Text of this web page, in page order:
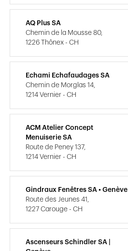
AQ Plus SA
Chemin de la Mousse 80,
1226 Thônex - CH
Echami Echafaudages SA
Chemin de Morglas 14,
1214 Vernier - CH
ACM Atelier Concept
Menuiserie SA
Route de Peney 137,
1214 Vernier - CH
Gindraux Fenêtres SA • Genève
Route des Jeunes 41,
1227 Carouge - CH
Ascenseurs Schindler SA |